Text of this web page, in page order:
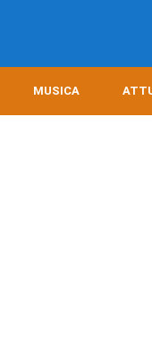
MUSICA